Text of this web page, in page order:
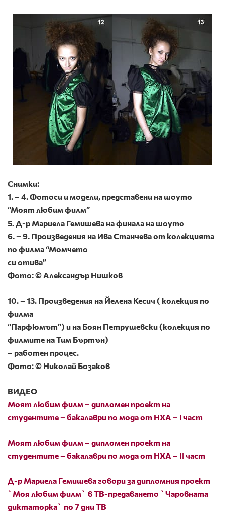
Снимки:
1. – 4. Фотоси и модели, представени на шоуто
“Моят любим филм”
5. Д-р Мариела Гемишева на финала на шоуто
6. – 9. Произведения на Ива Станчева от колекцията
по филма “Момчето
си отива”
Фото: © Александър Нишков
10. – 13. Произведения на Йелена Кесич ( колекция по
филма
“Парфюмът”) и на Боян Петрушевски (колекция по
филмите на Тим Бъртън)
– работен процес.
Фото: © Николай Бозаков
ВИДЕО
Моят любим филм – дипломен проект на
студентите – бакалаври по мода от НХА – І част
Моят любим филм – дипломен проект на
студентите – бакалаври по мода от НХА – ІІ част
Д-р Мариела Гемишева говори за дипломния проект
`Моя любим филм` в ТВ-предаването `Чаровната
диктаторка` по 7 дни ТВ